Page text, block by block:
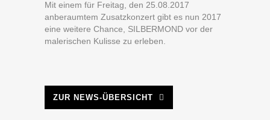
Mit einem für Freitag, den 25.08.2017
anberaumtem Zusatzkonzert gibt es nun 2017
eine weitere Chance, SILBERMOND vor der
malerischen Kulisse zu erleben.
ZUR NEWS-ÜBERSICHT